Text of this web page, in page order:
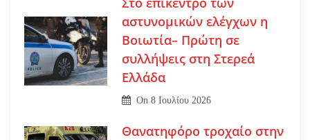
αστυνομικών ελέγχων η
Βοιωτία– Πρώτη σε
συλλήψεις στη Στερεά
Ελλάδα
On8 Ιουλίου 2026
Θανατηφόρο τροχαίο στην